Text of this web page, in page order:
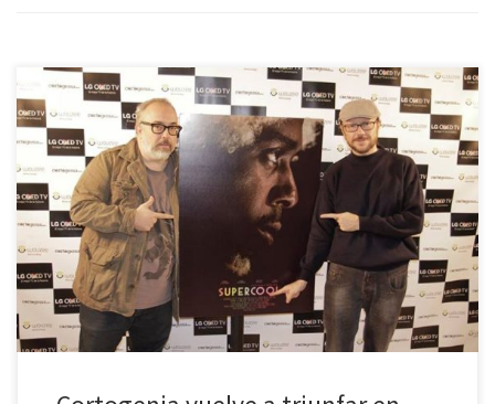
El festival de cortometrajes español, este año dedicado al cine
negro, llena la sala principal del cine Capitol. El pasado jueves 15
tuvo lugar en el cine Capitol de la Gran Vía madrileña la
decimosexta edición de este festival anual de cortometrajes. Una
cola que, alrededor de las 21:30 horas […]